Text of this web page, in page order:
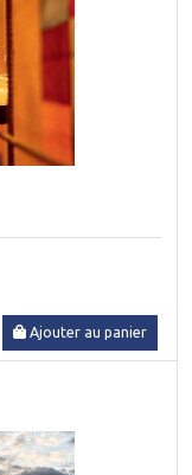
Ajouter au panier